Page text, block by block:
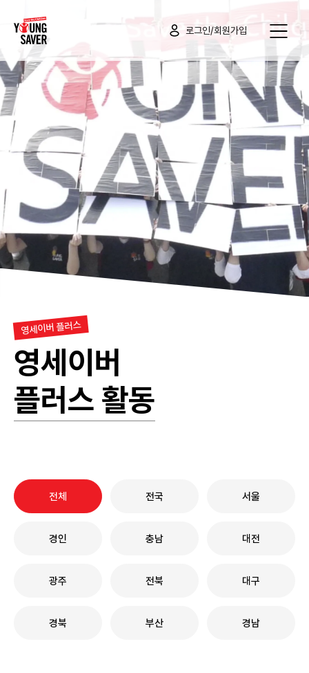
로그인/회원가입
영세이버 플러스
영세이버
플러스 활동
전체 전국 서울
경인 충남 대전
광주 전북 대구
경북 부산 경남